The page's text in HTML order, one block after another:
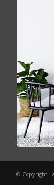
© Copyright -